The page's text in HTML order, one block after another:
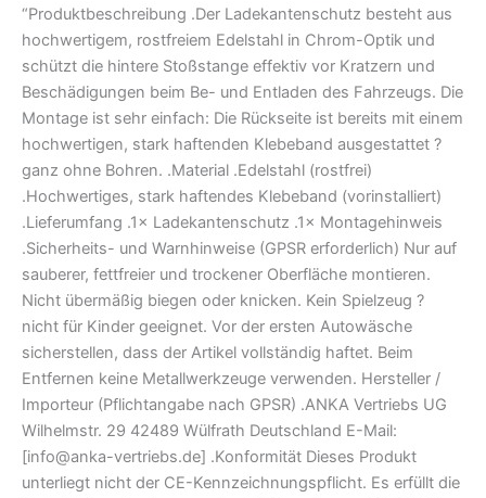
“Produktbeschreibung .Der Ladekantenschutz besteht aus
hochwertigem, rostfreiem Edelstahl in Chrom-Optik und
schützt die hintere Stoßstange effektiv vor Kratzern und
Beschädigungen beim Be- und Entladen des Fahrzeugs. Die
Montage ist sehr einfach: Die Rückseite ist bereits mit einem
hochwertigen, stark haftenden Klebeband ausgestattet ?
ganz ohne Bohren. .Material .Edelstahl (rostfrei)
.Hochwertiges, stark haftendes Klebeband (vorinstalliert)
.Lieferumfang .1× Ladekantenschutz .1× Montagehinweis
.Sicherheits- und Warnhinweise (GPSR erforderlich) Nur auf
sauberer, fettfreier und trockener Oberfläche montieren.
Nicht übermäßig biegen oder knicken. Kein Spielzeug ?
nicht für Kinder geeignet. Vor der ersten Autowäsche
sicherstellen, dass der Artikel vollständig haftet. Beim
Entfernen keine Metallwerkzeuge verwenden. Hersteller /
Importeur (Pflichtangabe nach GPSR) .ANKA Vertriebs UG
Wilhelmstr. 29 42489 Wülfrath Deutschland E-Mail:
[info@anka-vertriebs.de] .Konformität Dieses Produkt
unterliegt nicht der CE-Kennzeichnungspflicht. Es erfüllt die